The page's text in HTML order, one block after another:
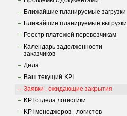
Ближайшие планируемые загрузки
Ближайшие планируемые выгрузки
Реестр платежей перевозчикам
Календарь задолженности
заказчиков
Дела
Ваш текущий KPI
Заявки , ожидающие закрытия
KPI отдела логистики
KPI менеджеров - логистов